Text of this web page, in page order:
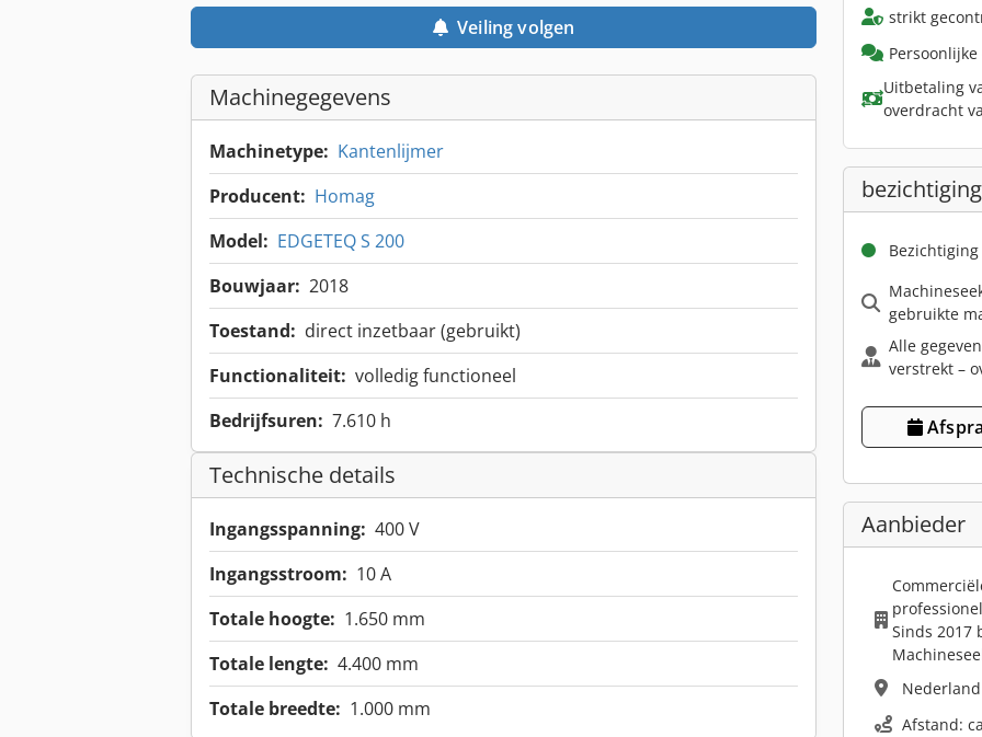
Veiling volgen
Machinegegevens
Machinetype: Kantenlijmer
Producent: Homag
Model: EDGETEQ S 200
Bouwjaar: 2018
Toestand: direct inzetbaar (gebruikt)
Functionaliteit: volledig functioneel
Bedrijfsuren: 7.610 h
Technische details
Ingangsspanning: 400 V
Ingangsstroom: 10 A
Totale hoogte: 1.650 mm
Totale lengte: 4.400 mm
Totale breedte: 1.000 mm
strikt
Uitbetaling
overdracht
bezichtiging
gebruikte
Alle
verstrekt –
Aanbieder
Sinds 2017
Nederland
Afstand: